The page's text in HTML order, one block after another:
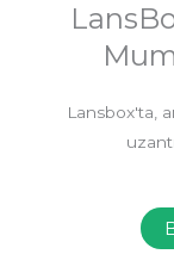
Lansbox'ta,